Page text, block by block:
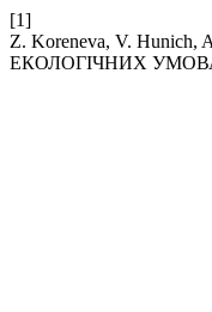
[1]
Z. Koreneva, V.
ЕКОЛОГІЧНИХ